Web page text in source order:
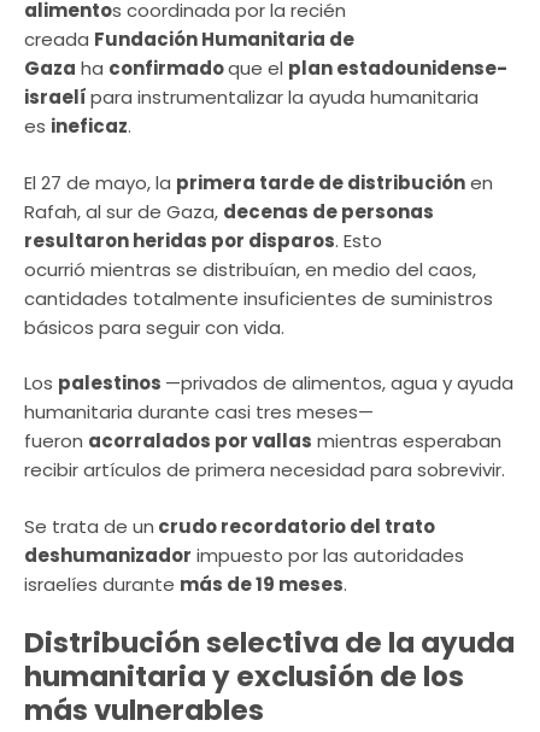
alimentos coordinada por la recién
creada Fundación Humanitaria de
Gaza ha confirmadoque el plan estadounidense-
israelípara instrumentalizar la ayuda humanitaria
es ineficaz.
El 27 de mayo, la primera tarde de distribuciónen
Rafah, al sur de Gaza, decenas de personas
resultaron heridas por disparos. Esto
ocurrió mientras se distribuían, en medio del caos,
cantidades totalmente insuficientes de suministros
básicos para seguir con vida.
Los palestinos —privados de alimentos, agua y ayuda
humanitaria durante casi tres meses—
fueron acorralados por vallas mientras esperaban
recibir artículos de primera necesidad para sobrevivir.
Se trata de un crudo recordatorio del trato
deshumanizador impuesto por las autoridades
israelíes durante más de 19 meses.
Distribución selectiva de la ayuda
humanitaria y exclusión de los
más vulnerables